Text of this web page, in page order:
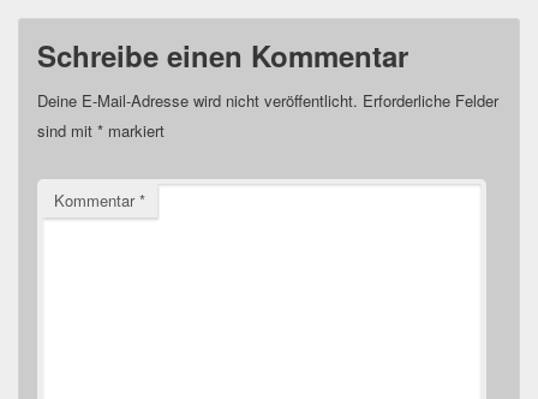
Schreibe einen Kommentar
Deine E-Mail-Adresse wird nicht veröffentlicht. Erforderliche Felder
sind mit * markiert
Kommentar*